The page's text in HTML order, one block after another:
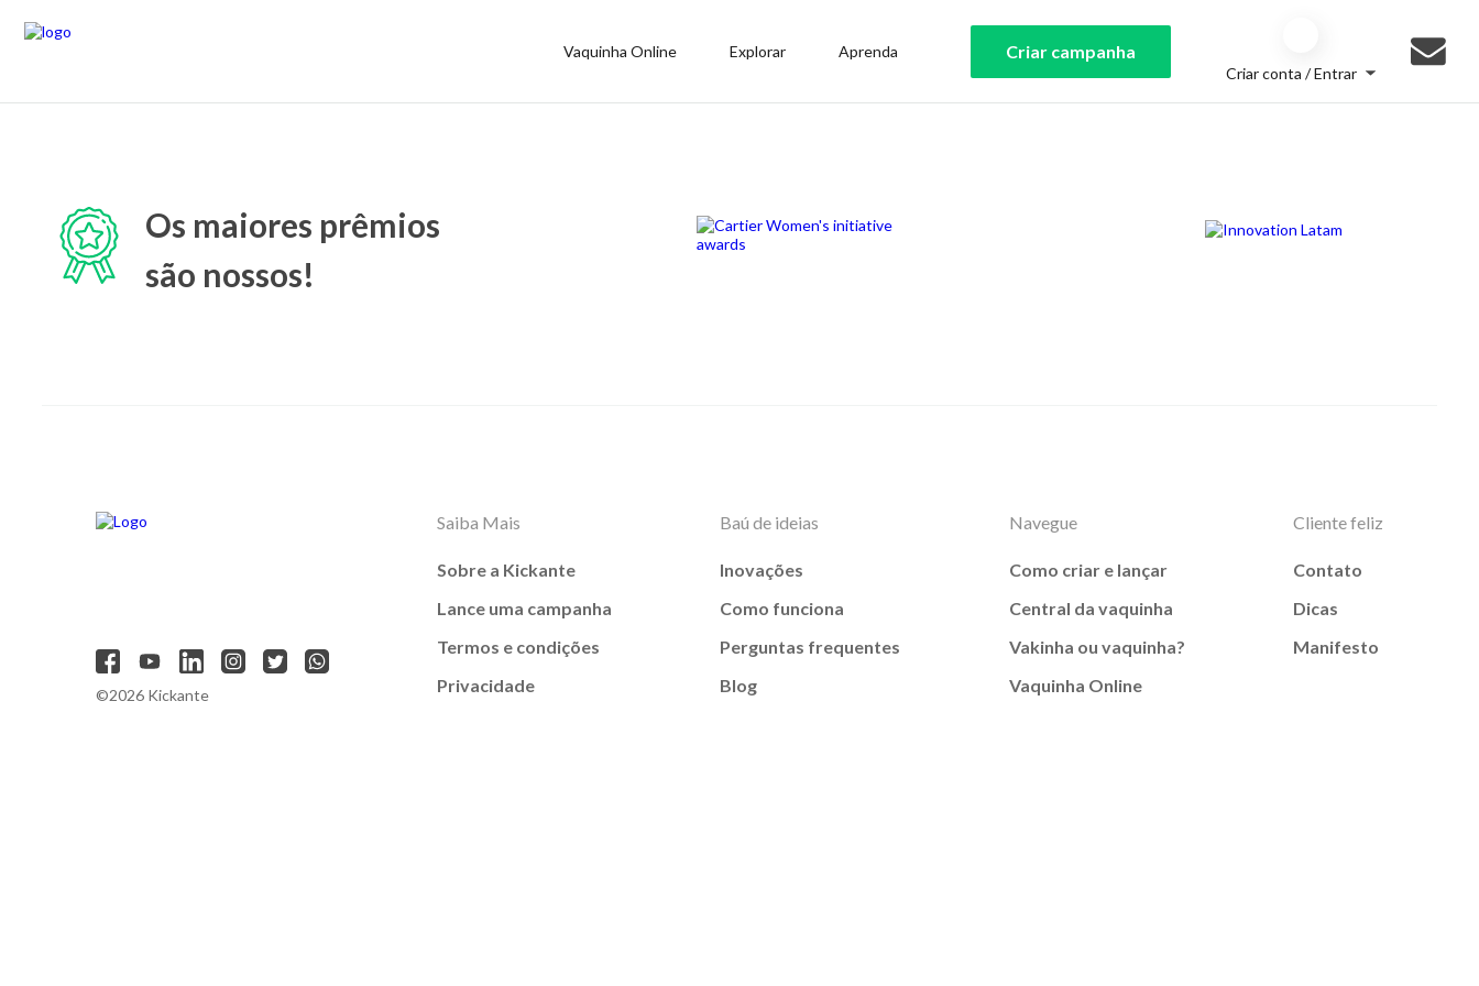
Vaquinha Online Explorar Aprenda Criar campanha
Criar conta / Entrar
Os maiores prêmios
são nossos!
©2026 Kickante
Saiba Mais
Sobre a Kickante
Lance uma campanha
Termos e condições
Privacidade
Baú de ideias
Inovações
Como funciona
Perguntas frequentes
Blog
Navegue
Como criar e lançar
Central da vaquinha
Vakinha ou vaquinha?
Vaquinha Online
Cliente feliz
Contato
Dicas
Manifesto